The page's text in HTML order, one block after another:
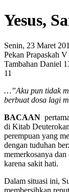
Yesus,
Senin, 23 Maret
Pekan Prapaskah V
Tambahan Daniel
11
…”Aku pun tidak
berbuat dosa lagi
BACAAN
di Kitab
perempuan yang
dengan tuduhan
memerkosanya
karena sakit hati.
Dalam situasi ini,
membersihkan